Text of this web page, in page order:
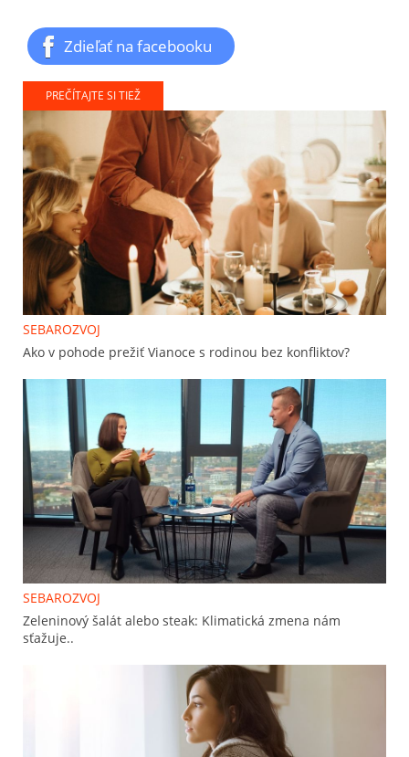
Zdieľať na facebooku
PREČÍTAJTE SI TIEŽ
SEBAROZVOJ
Ako v pohode prežiť Vianoce s rodinou bez konfliktov?
SEBAROZVOJ
Zeleninový šalát alebo steak: Klimatická zmena nám
sťažuje..